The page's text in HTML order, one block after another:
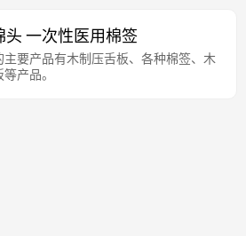
头 一次性医用棉签
主要产品有木制压舌板、各种棉签、木
产品。